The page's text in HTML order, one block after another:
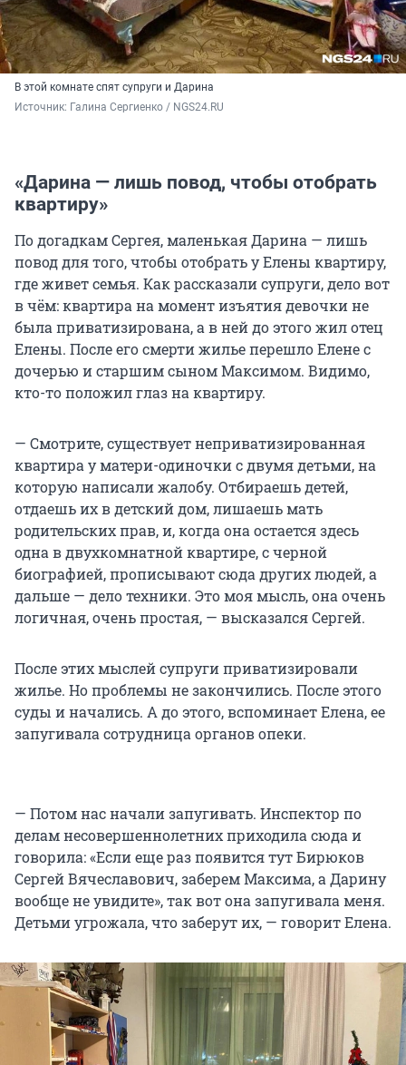
В этой комнате спят супруги и Дарина
Источник: Галина Сергиенко / NGS24.RU
«Дарина — лишь повод, чтобы отобрать
квартиру»
По догадкам Сергея, маленькая Дарина — лишь
повод для того, чтобы отобрать у Елены квартиру,
где живет семья. Как рассказали супруги, дело вот
в чём: квартира на момент изъятия девочки не
была приватизирована, а в ней до этого жил отец
Елены. После его смерти жилье перешло Елене с
дочерью и старшим сыном Максимом. Видимо,
кто-то положил глаз на квартиру.
— Смотрите, существует неприватизированная
квартира у матери-одиночки с двумя детьми, на
которую написали жалобу. Отбираешь детей,
отдаешь их в детский дом, лишаешь мать
родительских прав, и, когда она остается здесь
одна в двухкомнатной квартире, с черной
биографией, прописывают сюда других людей, а
дальше — дело техники. Это моя мысль, она очень
логичная, очень простая, — высказался Сергей.
После этих мыслей супруги приватизировали
жилье. Но проблемы не закончились. После этого
суды и начались. А до этого, вспоминает Елена, ее
запугивала сотрудница органов опеки.
— Потом нас начали запугивать. Инспектор по
делам несовершеннолетних приходила сюда и
говорила: «Если еще раз появится тут Бирюков
Сергей Вячеславович, заберем Максима, а Дарину
вообще не увидите», так вот она запугивала меня.
Детьми угрожала, что заберут их, — говорит Елена.